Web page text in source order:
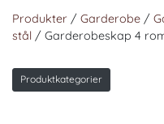
Produkter / Garderobe /
stål / Garderobeskap 4
Produktkategorier